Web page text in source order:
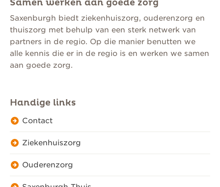
Samen werken aan goede zorg
Saxenburgh biedt ziekenhuiszorg, ouderenzorg en
thuiszorg met behulp van een sterk netwerk van
partners in de regio. Op die manier benutten we
alle kennis die er in de regio is en werken we samen
aan goede zorg.
Handige links
Contact
Ziekenhuiszorg
Ouderenzorg